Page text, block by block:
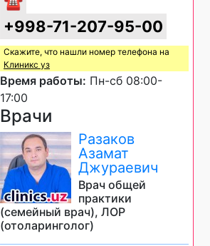
+998-71-207-95-00
Скажите, что нашли номер телефона на
Клиникс уз
Время работы: Пн-сб 08:00-
17:00
Врачи
Разаков
Азамат
Джураевич
Врач общей
практики
(семейный врач), ЛОР
(отоларинголог)